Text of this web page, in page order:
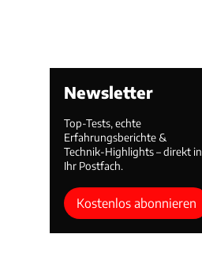
Newsletter
Top-Tests, echte
Erfahrungsberichte &
Technik-Highlights – direkt in
Ihr Postfach.
Kostenlos abonnieren